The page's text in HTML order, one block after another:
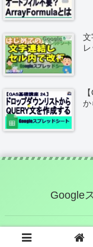
文
か
Google
© 2020